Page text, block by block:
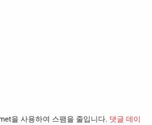
을 사용하여 스팸을 줄입니다. 댓글 데이